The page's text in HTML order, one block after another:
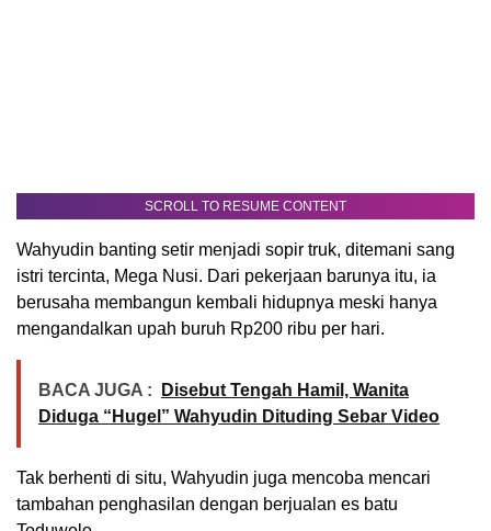
SCROLL TO RESUME CONTENT
Wahyudin banting setir menjadi sopir truk, ditemani sang
istri tercinta, Mega Nusi. Dari pekerjaan barunya itu, ia
berusaha membangun kembali hidupnya meski hanya
mengandalkan upah buruh Rp200 ribu per hari.
BACA JUGA :
Disebut Tengah Hamil, Wanita
Diduga “Hugel” Wahyudin Dituding Sebar Video
Tak berhenti di situ, Wahyudin juga mencoba mencari
tambahan penghasilan dengan berjualan es batu